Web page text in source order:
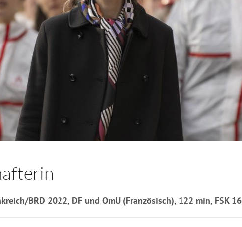
BRD 2022, DF und OmU (Französisch), 122 min, FSK 16